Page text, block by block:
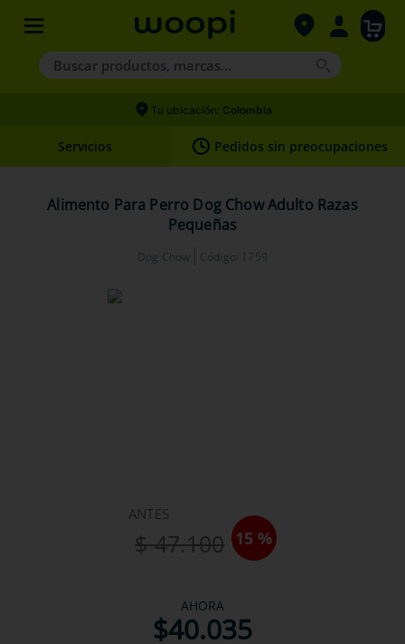
Buscar productos, marcas...
Términos más buscados
2.
hills
nexgard
Tu ubicación: Colombia
Servicios Pedidos sin preocupaciones
Alimento Para Perro Dog Chow Adulto Razas
Pequeñas
Dog Chow Código: 1759
ANTES
$ 47.100 15 %
AHORA
$40.035